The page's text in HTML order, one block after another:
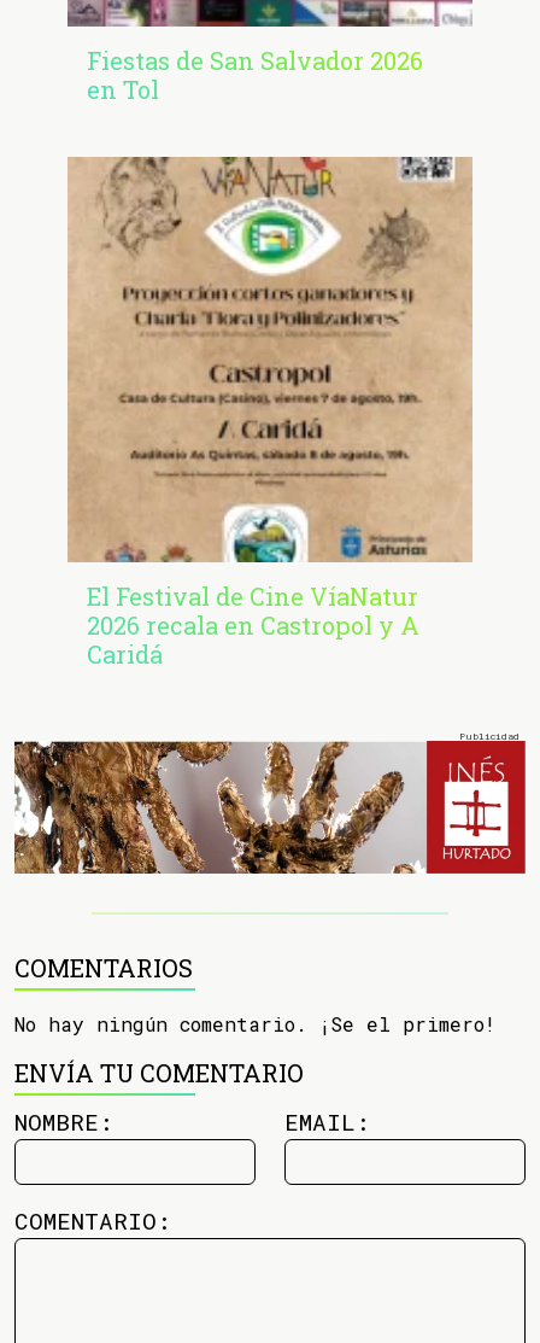
Fiestas de San Salvador 2026
en Tol
El Festival de Cine VíaNatur
2026 recala en Castropol y A
Caridá
COMENTARIOS
No hay ningún comentario. ¡Se el primero!
ENVÍA TU COMENTARIO
NOMBRE: EMAIL:
COMENTARIO: